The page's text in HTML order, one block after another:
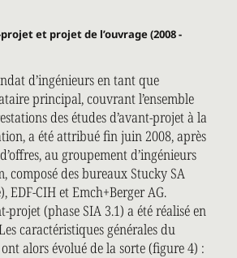
et projet de l’ouvrage (2008 -
d’ingénieurs en tant que
principal, couvrant l’ensemble
des études d’avant-projet à la
a été attribué fin juin 2008, après
au groupement d’ingénieurs
composé des bureaux Stucky SA
EDF-CIH et Emch+Berger AG.
projet (phase SIA 3.1) a été réalisé en
caractéristiques générales du
alors évolué de la sorte (figure 4) :